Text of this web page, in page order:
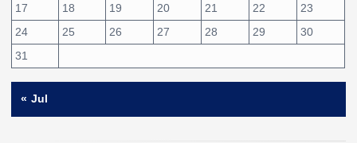
17
18 19 20 21 22
23
24
25 26 27 28 29
30
31
« Jul